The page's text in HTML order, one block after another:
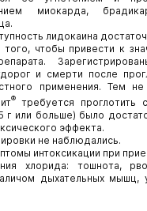
миокарда,
лидокаина
чтобы привести к
и смерти после
применения. Тем
®требуется проглотить
г или больше) было
эффекта.
не наблюдались.
интоксикации при
хлорида: тошнота,
дыхательных мышц,